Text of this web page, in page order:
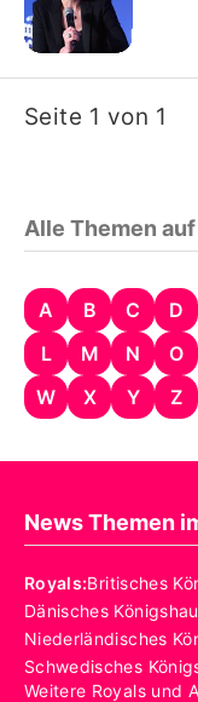
Seite 1 von 1
Alle Themen
A B C D
L
M N O
W
X Y Z
News Themen
Royals:Britisches
Dänisches
Niederländisches
Schwedisches
Weitere Royals und